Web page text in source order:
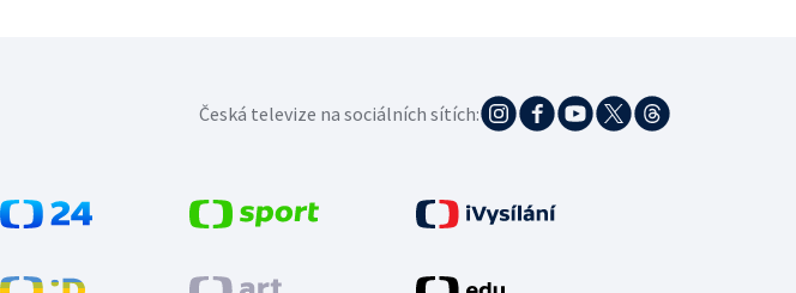
Česká televize na sociálních sítích: